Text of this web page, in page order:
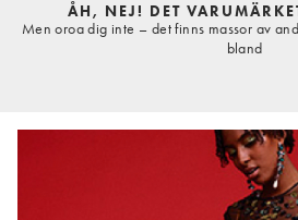
ÅH, NEJ! DET
Men oroa dig inte – det finns massor av
bland